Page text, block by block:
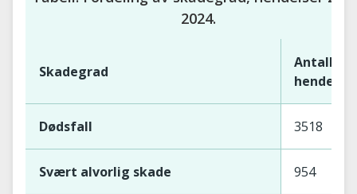
2024.
Skadegrad
Antall
hendelser
Dødsfall 3518
Svært alvorlig skade 954